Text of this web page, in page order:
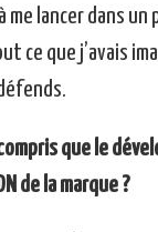
me lancer dans
ce que j’avais
que le
de la marque ?